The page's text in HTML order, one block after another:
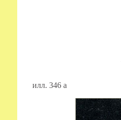
илл. 346 а